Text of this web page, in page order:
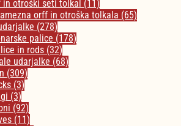
in otroški seti tolkal (11)
orff in otroška tolkala (65)
(278)
palice (178)
in rods (32)
udarjalke (68)
(309)
(3)
(3)
(92)
(11)